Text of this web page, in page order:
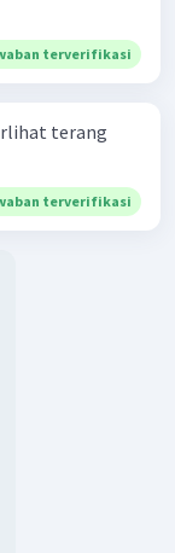
terverifikasi
terang
terverifikasi